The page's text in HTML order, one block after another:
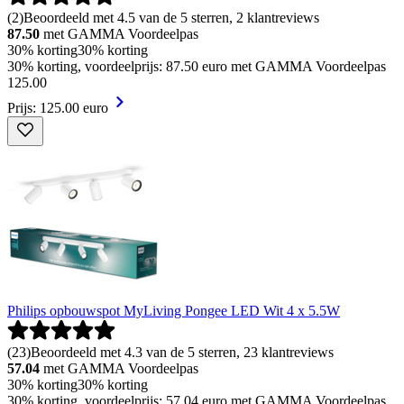
(2)Beoordeeld met 4.5 van de 5 sterren, 2 klantreviews
87.50 met GAMMA Voordeelpas
30% korting30% korting
30% korting, voordeelprijs: 87.50 euro met GAMMA Voordeelpas
125.00
Prijs: 125.00 euro
Philips opbouwspot MyLiving Pongee LED Wit 4 x 5.5W
(23)Beoordeeld met 4.3 van de 5 sterren, 23 klantreviews
57.04 met GAMMA Voordeelpas
30% korting30% korting
30% korting, voordeelprijs: 57.04 euro met GAMMA Voordeelpas